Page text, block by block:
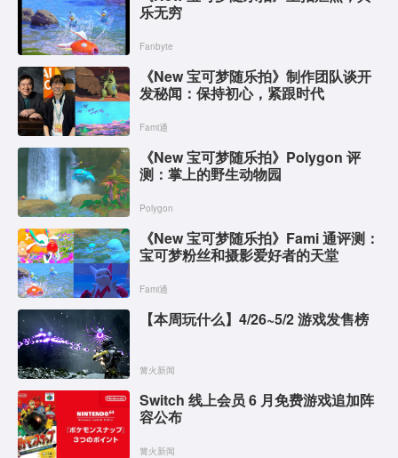
乐无穷
Fanbyte
《New 宝可梦随乐拍》制作团队谈开
发秘闻：保持初心，紧跟时代
Fami通
《New 宝可梦随乐拍》Polygon 评
测：掌上的野生动物园
Polygon
《New 宝可梦随乐拍》Fami 通评测：
宝可梦粉丝和摄影爱好者的天堂
Fami通
【本周玩什么】4/26~5/2 游戏发售榜
篝火新闻
Switch 线上会员 6 月免费游戏追加阵
容公布
篝火新闻